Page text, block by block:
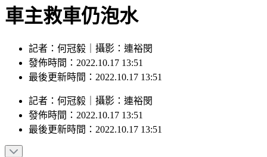
車主救車仍泡水
記者：何冠毅｜攝影：連裕閔
發佈時間：2022.10.17 13:51
最後更新時間：2022.10.17 13:51
記者 ： 何冠毅 攝影 ： 連裕閔
發佈時間： 2022.10.17 13:51
最後更新時間： 2022.10.17 13:51